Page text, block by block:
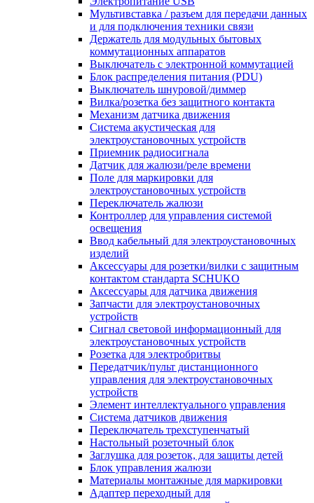
Мультивставка / разъем для передачи данных
и для подключения техники связи
Держатель для модульных бытовых
коммутационных аппаратов
Выключатель с электронной коммутацией
Блок распределения питания (PDU)
Выключатель шнуровой/диммер
Вилка/розетка без защитного контакта
Механизм датчика движения
Система акустическая для
электроустановочных устройств
Приемник радиосигнала
Датчик для жалюзи/реле времени
Поле для маркировки для
электроустановочных устройств
Переключатель жалюзи
Контроллер для управления системой
освещения
Ввод кабельный для электроустановочных
изделий
Аксессуары для розетки/вилки с защитным
контактом стандарта SCHUKO
Аксессуары для датчика движения
Запчасти для электроустановочных
устройств
Сигнал световой информационный для
электроустановочных устройств
Розетка для электробритвы
Передатчик/пульт дистанционного
управления для электроустановочных
устройств
Элемент интеллектуального управления
Система датчиков движения
Переключатель трехступенчатый
Настольный розеточный блок
Заглушка для розеток, для защиты детей
Блок управления жалюзи
Материалы монтажные для маркировки
Адаптер переходный для